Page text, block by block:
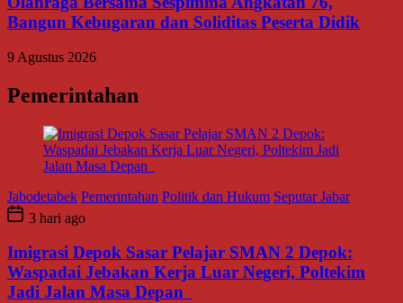
Bangun Kebugaran dan Soliditas Peserta Didik
9 Agustus 2026
Pemerintahan
Jabodetabek Pemerintahan Politik dan Hukum Seputar Jabar
3 hari ago
Imigrasi Depok Sasar Pelajar SMAN 2 Depok:
Waspadai Jebakan Kerja Luar Negeri, Poltekim
Jadi Jalan Masa Depan